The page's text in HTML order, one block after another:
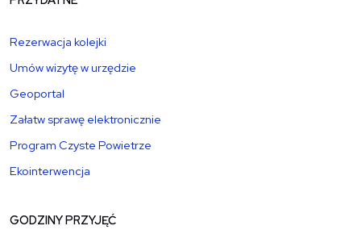
Rezerwacja kolejki
Umów wizytę w urzędzie
Geoportal
Załatw sprawę elektronicznie
Program Czyste Powietrze
Ekointerwencja
GODZINY PRZYJĘĆ